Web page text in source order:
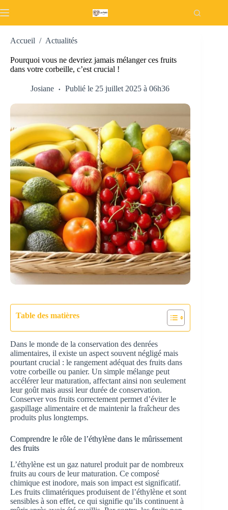
au
Accueil / Actualités
Pourquoi vous ne devriez jamais mélanger ces fruits
dans votre corbeille, c’est crucial !
Josiane Publié le 25 juillet 2025 à 06h36
Table des matières
Dans le monde de la conservation des denrées
alimentaires, il existe un aspect souvent négligé mais
pourtant crucial : le rangement adéquat des fruits dans
votre corbeille ou panier. Un simple mélange peut
accélérer leur maturation, affectant ainsi non seulement
leur goût mais aussi leur durée de conservation.
Conserver vos fruits correctement permet d’éviter le
gaspillage alimentaire et de maintenir la fraîcheur des
produits plus longtemps.
Comprendre le rôle de l’éthylène dans le mûrissement
des fruits
L’éthylène est un gaz naturel produit par de nombreux
fruits au cours de leur maturation. Ce composé
chimique est inodore, mais son impact est significatif.
Les fruits climatériques produisent de l’éthylène et sont
sensibles à son effet, ce qui signifie qu’ils continuent à